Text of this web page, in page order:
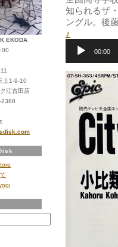
知られるザ
ングル。後
♪
プ
レ
ー
ヤ
ー
00:00
EKODA
上1-9-10
江古田店
2388